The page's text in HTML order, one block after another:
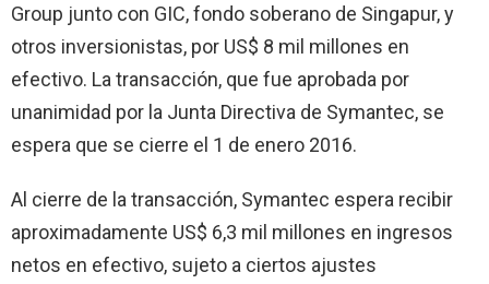
Group junto con GIC, fondo soberano de Singapur, y
otros inversionistas, por US$ 8 mil millones en
efectivo. La transacción, que fue aprobada por
unanimidad por la Junta Directiva de Symantec, se
espera que se cierre el 1 de enero 2016.
Al cierre de la transacción, Symantec espera recibir
aproximadamente US$ 6,3 mil millones en ingresos
netos en efectivo, sujeto a ciertos ajustes